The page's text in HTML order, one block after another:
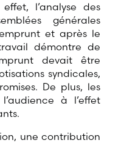
l’analyse des
générales
et après le
démontre de
devait être
syndicales,
De plus, les
à l’effet
une contribution